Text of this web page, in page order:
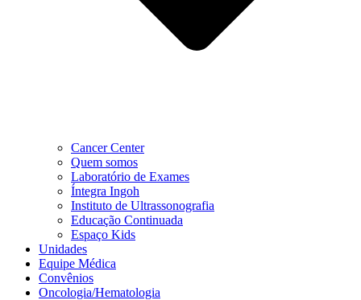
Cancer Center
Quem somos
Laboratório de Exames
Íntegra Ingoh
Instituto de Ultrassonografia
Educação Continuada
Espaço Kids
Unidades
Equipe Médica
Convênios
Oncologia/Hematologia